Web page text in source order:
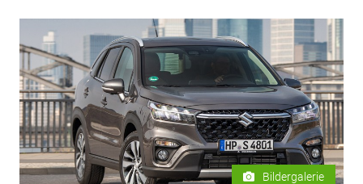
Bildergalerie